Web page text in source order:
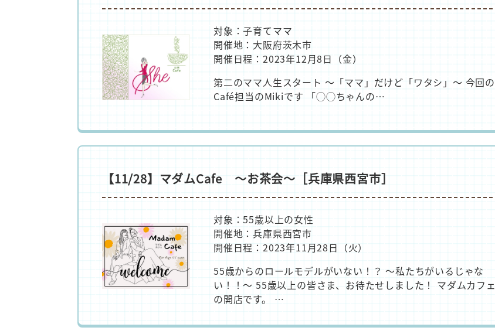
対象：子育てママ
開催地：大阪府茨木市
開催日程：2023年12月8日（金）
第二のママ人生スタート ～「ママ」だけど「ワタシ」～ 今回の
Café担当のMikiです 「◯◯ちゃんの…
【11/28】マダムCafe ～お茶会～［兵庫県西宮市］
対象：55歳以上の女性
開催地：兵庫県西宮市
開催日程：2023年11月28日（火）
55歳からのロールモデルがいない！？ ～私たちがいるじゃな
い！！～ 55歳以上の皆さま、お待たせしました！ マダムカフェ
の開店です。 …